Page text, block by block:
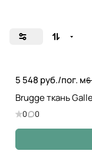
5 548 руб./пог. м
Brugge ткань
0 0